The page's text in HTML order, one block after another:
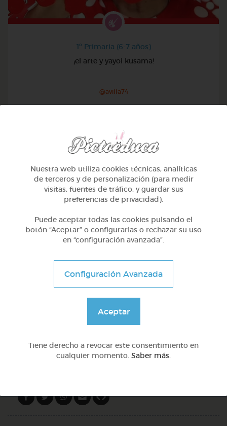
1º Primaria (6-7 años)
¡el arte y yayoi kusama!
@avilla74
1º Primaria (6-7 años)
Geometría y fotografía
DOCS (3)
Nuestra web utiliza cookies técnicas, analíticas
de terceros y de personalización (para medir
visitas, fuentes de tráfico, y guardar sus
preferencias de privacidad).
Puede aceptar todas las cookies pulsando el
botón “Aceptar” o configurarlas o rechazar su uso
en “configuración avanzada”.
Configuración Avanzada
Aceptar
Tiene derecho a revocar este consentimiento en
cualquier momento. Saber más.